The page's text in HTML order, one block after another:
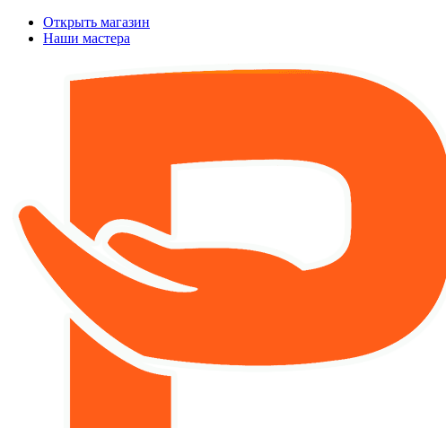
Открыть магазин
Наши мастера